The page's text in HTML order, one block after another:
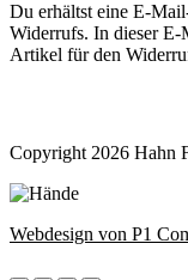
Du erhältst eine E-
Widerrufs. In dieser
Artikel für den
Copyright 2026 Hahn
Webdesign von P1